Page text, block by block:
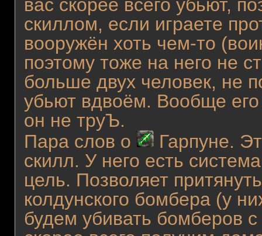
вас скорее всего убьют,
скиллом, если играете
вооружён хоть чем-то
поэтому тоже на него не
больше двух человек, не
убьют вдвоём. Вообще
он не труЪ.
Пара слов о
Гарпуне.
скилл. У него есть
цель. Позволяет
колдунского бомбера (у
будем убивать бомберов